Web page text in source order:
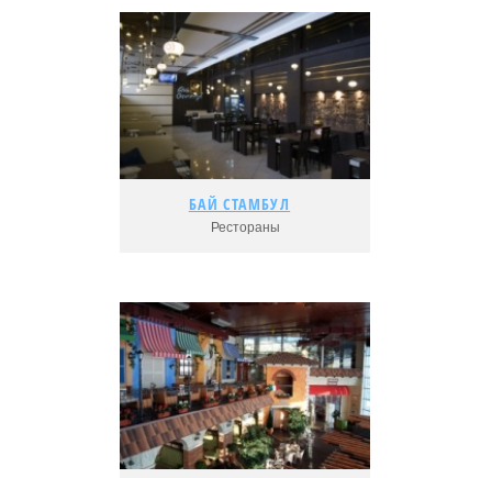
БАЙ СТАМБУЛ
Рестораны
БАЙ СТАМБУЛ
Подробнее...
Адрес:
Рейтинг: